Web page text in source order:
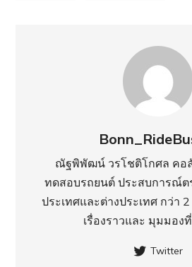
ณัฐพิพัฒน์ วรโชติโกศล คอ
ทดสอบรถยนต์ ประสบการณ์ต
ประเทศ​และต่างประเทศ กว่า
เรื่องราวและ มุมมอง
Twitter